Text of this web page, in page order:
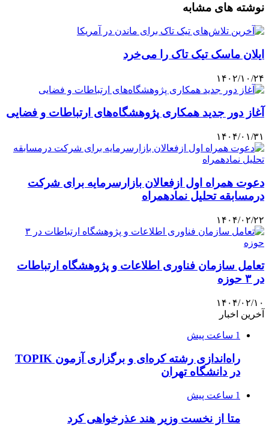
نوشته های مشابه
ایلان ماسک تیک تاک را می‌خرد
۱۴۰۲/۱۰/۲۴
آغاز دور جدید همکاری‌ پژوهشگاه‌های ارتباطات و فضایی
۱۴۰۴/۰۱/۳۱
دعوت همراه اول ازفعالان بازارسرمایه برای شرکت
درمسابقه تحلیل نمادهمراه
۱۴۰۴/۰۲/۲۲
تعامل سازمان فناوری اطلاعات و پژوهشگاه ارتباطات
در ۳ حوزه
۱۴۰۴/۰۲/۱۰
آخرین اخبار
1 ساعت پیش
راه‌اندازی رشته کره‌ای و برگزاری آزمون TOPIK
در دانشگاه تهران
1 ساعت پیش
متا از نخست وزیر هند عذرخواهی کرد